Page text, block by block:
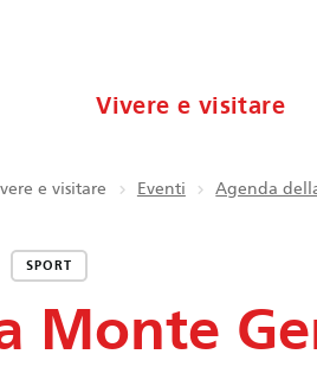
Vivere e visitare
e visitare Eventi Agenda
SPORT
Monte